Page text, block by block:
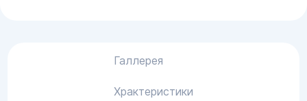
Галлерея
Храктеристики